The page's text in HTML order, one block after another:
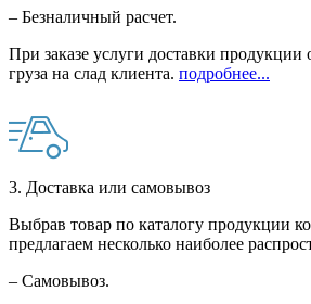
– Безналичный расчет.
При заказе услуги доставки
груза на слад клиента. подробнее...
3. Доставка или самовывоз
Выбрав товар по каталогу продукции
предлагаем несколько наиболее
– Самовывоз.